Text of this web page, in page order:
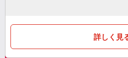
詳しく見